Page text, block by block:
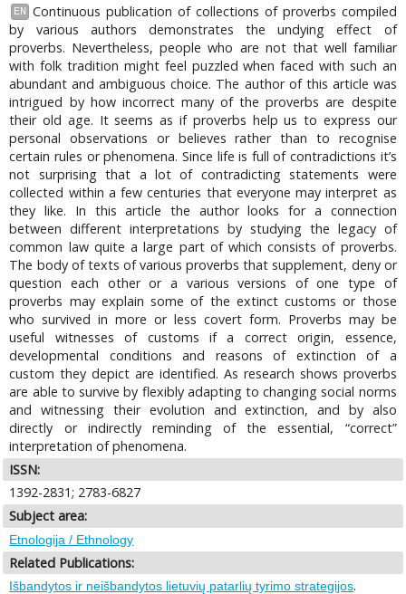
EN
Continuous publication of collections of proverbs compiled
by various authors demonstrates the undying effect of
proverbs. Nevertheless, people who are not that well familiar
with folk tradition might feel puzzled when faced with such an
abundant and ambiguous choice. The author of this article was
intrigued by how incorrect many of the proverbs are despite
their old age. It seems as if proverbs help us to express our
personal observations or believes rather than to recognise
certain rules or phenomena. Since life is full of contradictions it’s
not surprising that a lot of contradicting statements were
collected within a few centuries that everyone may interpret as
they like. In this article the author looks for a connection
between different interpretations by studying the legacy of
common law quite a large part of which consists of proverbs.
The body of texts of various proverbs that supplement, deny or
question each other or a various versions of one type of
proverbs may explain some of the extinct customs or those
who survived in more or less covert form. Proverbs may be
useful witnesses of customs if a correct origin, essence,
developmental conditions and reasons of extinction of a
custom they depict are identified. As research shows proverbs
are able to survive by flexibly adapting to changing social norms
and witnessing their evolution and extinction, and by also
directly or indirectly reminding of the essential, “correct”
interpretation of phenomena.
ISSN:
1392-2831; 2783-6827
Subject area:
Etnologija / Ethnology
Related Publications:
Išbandytos ir neišbandytos lietuvių patarlių tyrimo strategijos.